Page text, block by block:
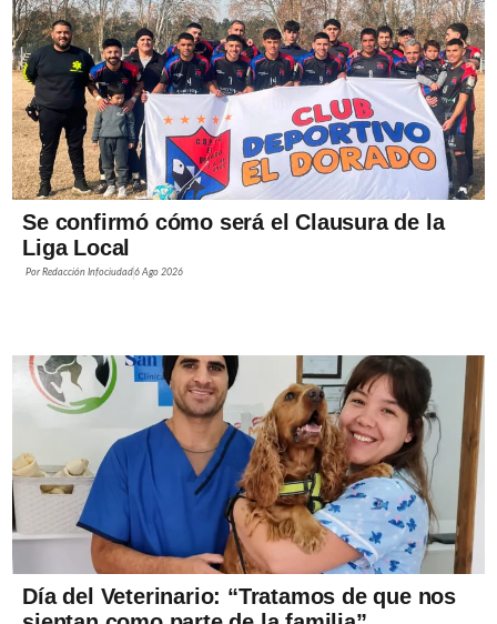
Se confirmó cómo será el Clausura de la
Liga Local
PorRedacción Infociudad6 Ago 2026
Día del Veterinario: “Tratamos de que nos